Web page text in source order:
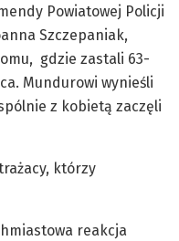
Powiatowej Policji
Szczepaniak,
gdzie zastali 63-
Mundurowi wynieśli
z kobietą zaczęli
którzy
reakcja